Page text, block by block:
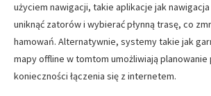
użyciem nawigacji, takie aplikacje jak
uniknąć zatorów i wybierać płynną trasę, co
hamowań. Alternatywnie, systemy takie jak
mapy offline w tomtom umożliwiają
konieczności łączenia się z internetem.